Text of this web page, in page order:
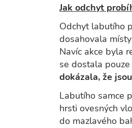
Jak odchyt
Odchyt labutího
dosahovala
Navíc akce byla
se dostala
dokázala, že
Labutího samce
hrsti ovesných
do mazlavého